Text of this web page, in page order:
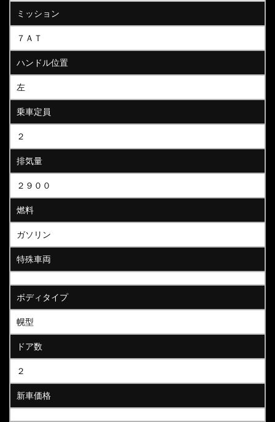
ミッション
７ＡＴ
ハンドル位置
左
乗車定員
２
排気量
２９００
燃料
ガソリン
特殊車両
ボディタイプ
幌型
ドア数
２
新車価格